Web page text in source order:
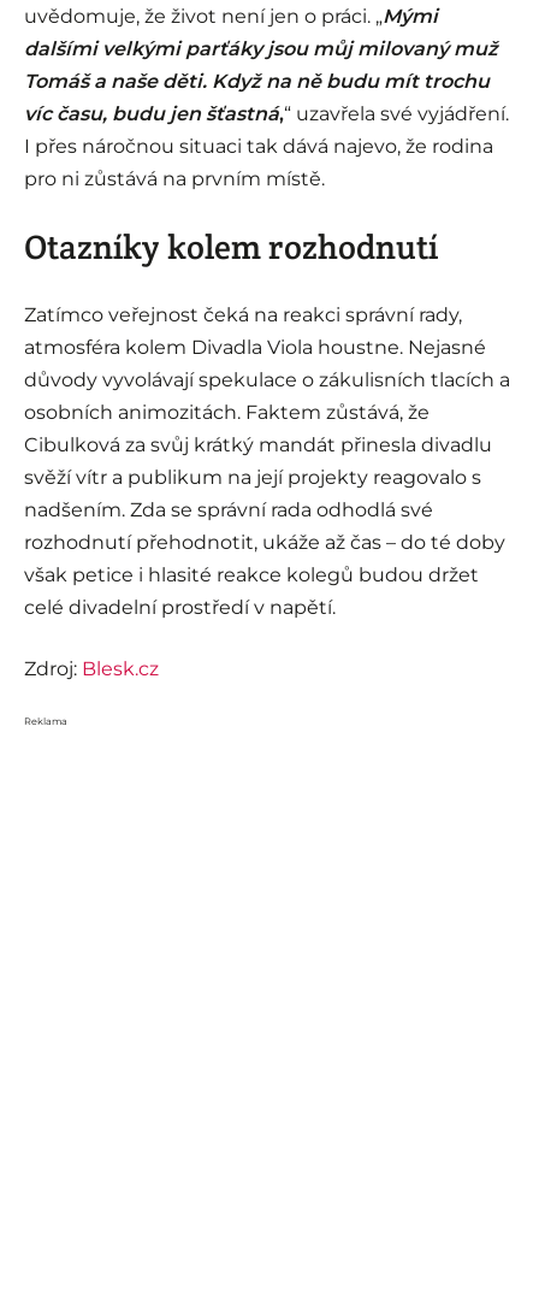
uvědomuje, že život není jen o práci. „Mými
dalšími velkými parťáky jsou můj milovaný muž
Tomáš a naše děti. Když na ně budu mít trochu
víc času, budu jen šťastná,“ uzavřela své vyjádření.
I přes náročnou situaci tak dává najevo, že rodina
pro ni zůstává na prvním místě.
Otazníky kolem rozhodnutí
Zatímco veřejnost čeká na reakci správní rady,
atmosféra kolem Divadla Viola houstne. Nejasné
důvody vyvolávají spekulace o zákulisních tlacích a
osobních animozitách. Faktem zůstává, že
Cibulková za svůj krátký mandát přinesla divadlu
svěží vítr a publikum na její projekty reagovalo s
nadšením. Zda se správní rada odhodlá své
rozhodnutí přehodnotit, ukáže až čas – do té doby
však petice i hlasité reakce kolegů budou držet
celé divadelní prostředí v napětí.
Zdroj: Blesk.cz
Reklama